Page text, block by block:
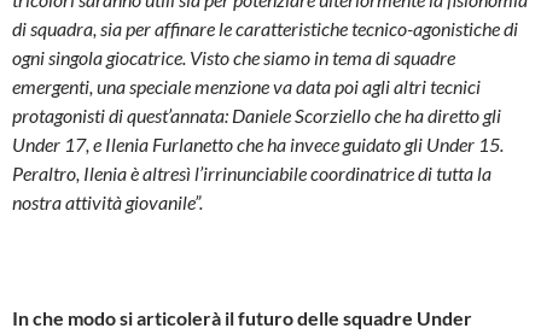
di squadra, sia per affinare le caratteristiche tecnico-agonistiche di
ogni singola giocatrice. Visto che siamo in tema di squadre
emergenti, una speciale menzione va data poi agli altri tecnici
protagonisti di quest’annata: Daniele Scorziello che ha diretto gli
Under 17, e Ilenia Furlanetto che ha invece guidato gli Under 15.
Peraltro, Ilenia è altresì l’irrinunciabile coordinatrice di tutta la
nostra attività giovanile”.
In che modo si articolerà il futuro delle squadre Under